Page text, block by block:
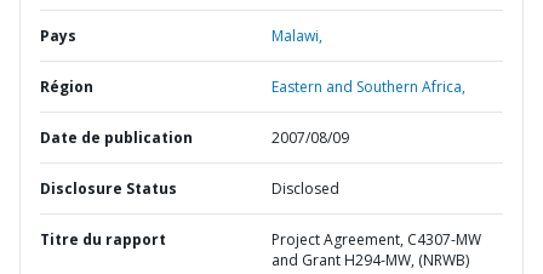
Pays Malawi,
Région Eastern and Southern Africa,
Date de publication 2007/08/09
Disclosure Status Disclosed
Titre du rapport
Project Agreement, C4307-MW
and Grant H294-MW, (NRWB)